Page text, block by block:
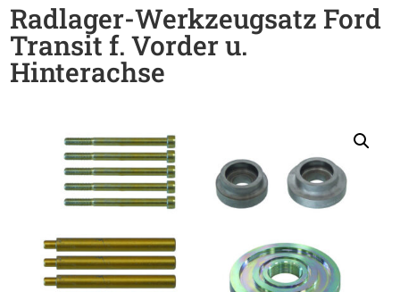
Radlager-Werkzeugsatz Ford
Transit f. Vorder u.
Hinterachse